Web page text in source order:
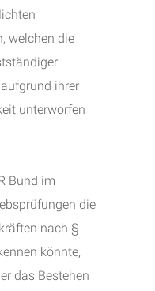
welchen die
ihrer
unterworfen
Bund im
die
nach §
könnte,
das Bestehen